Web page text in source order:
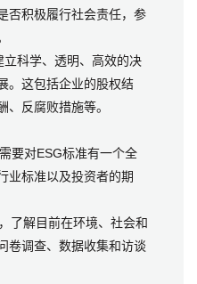
否积极履行社会责任，参
科学、透明、高效的决
。这包括企业的股权结
、反腐败措施等。
要对ESG标准有一个全
业标准以及投资者的期
了解目前在环境、社会和
卷调查、数据收集和访谈